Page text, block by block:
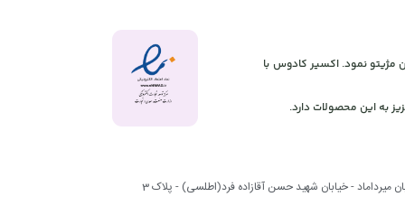
آنلاین مژیتو نمود. اکسیر کادوس با
به این محصولات دارد.
میرداماد - خیابان شهید حسن آقازاده فرد(اطلسی) - پلاک 3